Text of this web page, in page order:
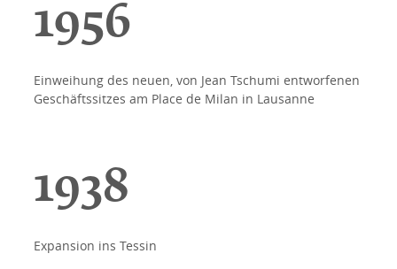
1956
Einweihung des neuen, von Jean Tschumi entworfenen
Geschäftssitzes am Place de Milan in Lausanne
1938
Expansion ins Tessin